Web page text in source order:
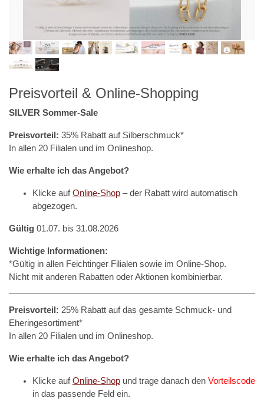
Preisvorteil & Online-Shopping
SILVER Sommer-Sale
Preisvorteil: 35% Rabatt auf Silberschmuck*
In allen 20 Filialen und im Onlineshop.
Wie erhalte ich das Angebot?
Klicke aufOnline-Shop – der Rabatt wird automatisch
abgezogen.
Gültig 01.07. bis 31.08.2026
Wichtige Informationen:
*Gültig in allen Feichtinger Filialen sowie im Online-Shop.
Nicht mit anderen Rabatten oder Aktionen kombinierbar.
Preisvorteil: 25% Rabatt auf das gesamte Schmuck- und
Eheringesortiment*
In allen 20 Filialen und im Onlineshop.
Wie erhalte ich das Angebot?
Klicke aufOnline-Shop und trage danach den Vorteilscode
in das passende Feld ein.